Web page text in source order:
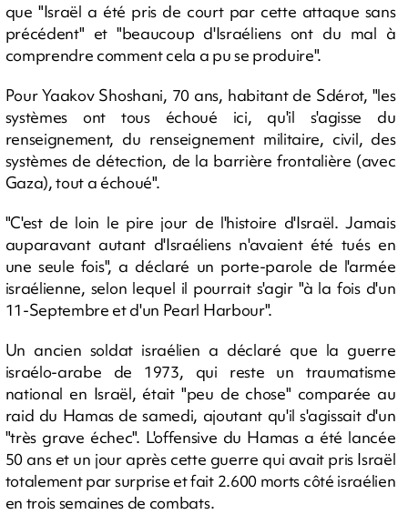
que "Israël a été pris de court par cette attaque sans
précédent" et "beaucoup d'Israéliens ont du mal à
comprendre comment cela a pu se produire".
Pour Yaakov Shoshani, 70 ans, habitant de Sdérot, "les
systèmes ont tous échoué ici, qu'il s'agisse du
renseignement, du renseignement militaire, civil, des
systèmes de détection, de la barrière frontalière (avec
Gaza), tout a échoué".
"C'est de loin le pire jour de l'histoire d'Israël. Jamais
auparavant autant d'Israéliens n'avaient été tués en
une seule fois", a déclaré un porte-parole de l'armée
israélienne, selon lequel il pourrait s'agir "à la fois d'un
11-Septembre et d'un Pearl Harbour".
Un ancien soldat israélien a déclaré que la guerre
israélo-arabe de 1973, qui reste un traumatisme
national en Israël, était "peu de chose" comparée au
raid du Hamas de samedi, ajoutant qu'il s'agissait d'un
"très grave échec". L'offensive du Hamas a été lancée
50 ans et un jour après cette guerre qui avait pris Israël
totalement par surprise et fait 2.600 morts côté israélien
en trois semaines de combats.